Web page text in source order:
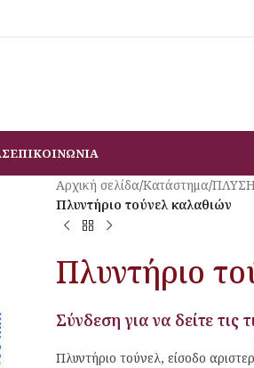
ΕΠΙΚΟΙΝΩΝΙΑ
Αρχική σελίδα/Κατάστημα/
Πλυντήριο τούνελ καλαθιών
Πλυντήριο
Σύνδεση για να δείτε τις
Πλυντήριο τούνελ, είσοδο